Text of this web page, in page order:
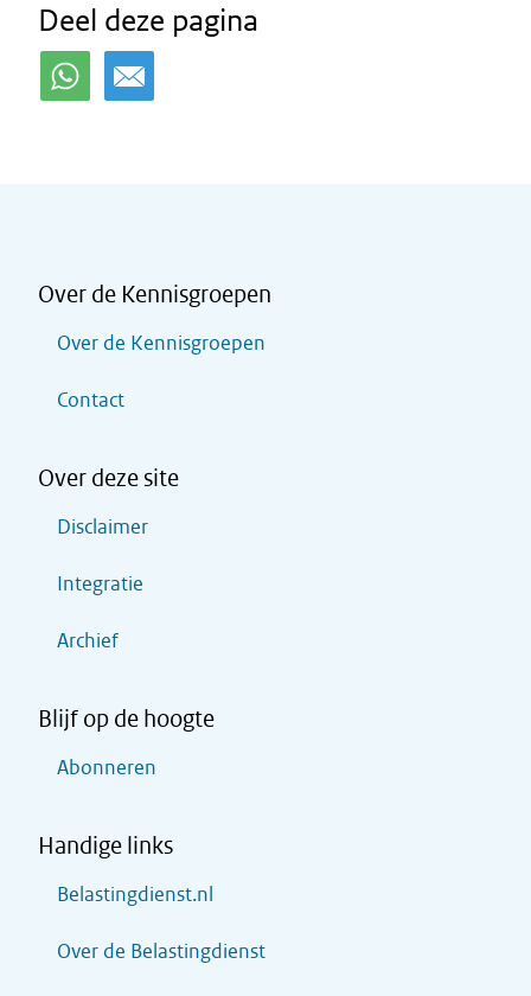
Deel deze pagina
Over de Kennisgroepen
Over de Kennisgroepen
Contact
Over deze site
Disclaimer
Integratie
Archief
Blijf op de hoogte
Abonneren
Handige links
Belastingdienst.nl
Over de Belastingdienst